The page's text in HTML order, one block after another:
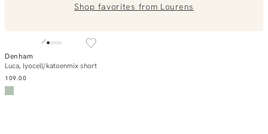
Shop favorites from Lourens
Add to cart
Denham
Luca, lyocell/katoenmix short
109.00